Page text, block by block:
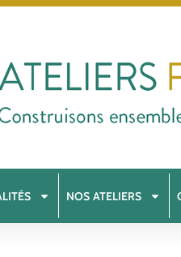
NOS ATELIERS